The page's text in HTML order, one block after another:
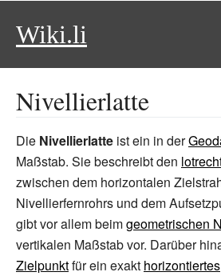
Wiki.li
Nivellierlatte
Die Nivellierlatte ist ein in der
Maßstab. Sie beschreibt den
zwischen dem horizontalen
Nivellierfernrohrs und dem
gibt vor allem beimgeometrischen
vertikalen Maßstab vor. Darüber
Zielpunktfür ein exakt horizontiertes